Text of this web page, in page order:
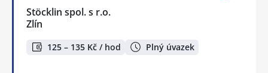
Stöcklin spol. s r.o.
Zlín
125 – 135 Kč / hod Plný úvazek